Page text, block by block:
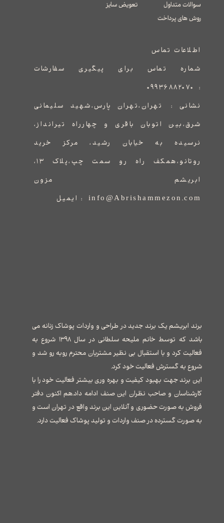
برند ابریشم یک برند جدید در طراحی و واردات پوشاک زنانه می
باشد که توسط خانم ملیحه سلطانی در سال ۱۳۹۸ شروع به
فعالیت کرد و با استقبال بی نظیر مشتریان محترم روبه رو شد و
شروع به گسترش فعالیت خود کرد.
این برند جهت بهبود کیفیت و بهره وری بیشتر فعالیت خود را با
کارشناسان و صاحب نظران این صنف ادامه داد.هم اکنون دفتر
فروش به صورت حضوری و آنلاین این برند واقع در تهران است و
به صورت گسترده در صنف واردات و تولید پوشاک فعالیت دارد.
سوالات متداول
​​​​​​​روش های پرداخت
تعویض سایز
اطلاعات تماس
شماره تماس برای پیگیری سفارشات
: ۰۹۹۳۶۸۸۲۰۷۰
نشانی : ​​​​​​​​​​​​​​تهران،تهران پارس،شهید سلیمانی
شرق،بین اتوبان باقری و چهارراه تیرانداز،
نرسیده به خیابان رشید، مرکز خرید
روتانو،همکف راه رو سمت چپ،پلاک ۱۳،
ابریشم مزون
info@Abrishammezon.com : ایمیل